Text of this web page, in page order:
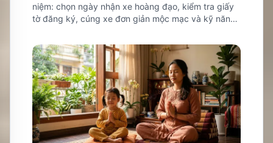
niệm: chọn ngày nhận xe hoàng đạo, kiểm tra giấy
tờ đăng ký, cúng xe đơn giản mộc mạc và kỹ năng